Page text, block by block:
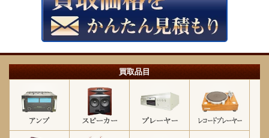
買取品目